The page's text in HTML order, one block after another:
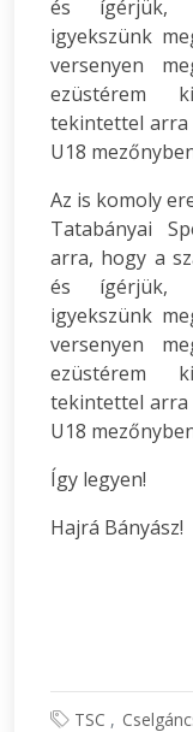
és ígérjük,
igyekszünk
versenyen
ezüstérem
tekintettel arra
U18
Az is komoly
Tatabányai
arra, hogy a
és ígérjük,
igyekszünk
versenyen
ezüstérem
tekintettel arra
U18
Így legyen!
Hajrá Bányász!
TSC